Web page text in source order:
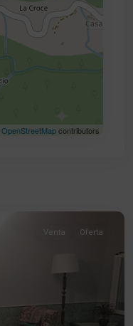
OpenStreetMapcontributors
Venta Oferta